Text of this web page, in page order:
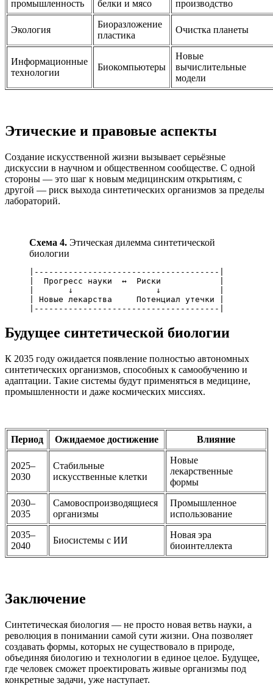
промышленность белки и мясо производство
Экология
Биоразложение
пластика
Очистка планеты
Информационные
технологии
Биокомпьютеры
Новые
вычислительные
модели
Этические и правовые аспекты
Создание искусственной жизни вызывает серьёзные
дискуссии в научном и общественном сообществе. С одной
стороны — это шаг к новым медицинским открытиям, с
другой — риск выхода синтетических организмов за пределы
лабораторий.
Схема 4. Этическая дилемма синтетической
биологии
|--------------------------------------|
|  Прогресс науки  ↔  Риски            |
|       ↓                 ↓            |
| Новые лекарства     Потенциал утечки |
Будущее синтетической биологии
К 2035 году ожидается появление полностью автономных
синтетических организмов, способных к самообучению и
адаптации. Такие системы будут применяться в медицине,
промышленности и даже космических миссиях.
Период Ожидаемое достижение Влияние
2025–
2030
Стабильные
искусственные клетки
Новые
лекарственные
формы
2030–
2035
Самовоспроизводящиеся
организмы
Промышленное
использование
2035–
2040
Биосистемы с ИИ
Новая эра
биоинтеллекта
Заключение
Синтетическая биология — не просто новая ветвь науки, а
революция в понимании самой сути жизни. Она позволяет
создавать формы, которых не существовало в природе,
объединяя биологию и технологии в единое целое. Будущее,
где человек сможет проектировать живые организмы под
конкретные задачи, уже наступает.